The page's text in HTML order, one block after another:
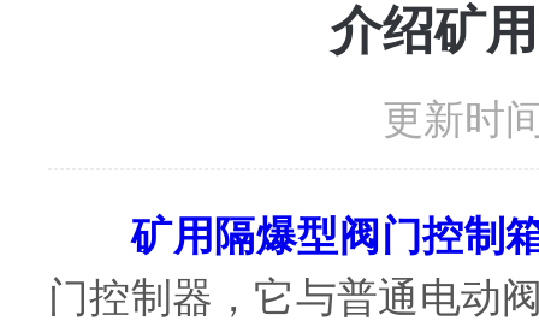
介绍矿
更新时
矿用隔爆型阀门控制
门控制器，它与普通电动